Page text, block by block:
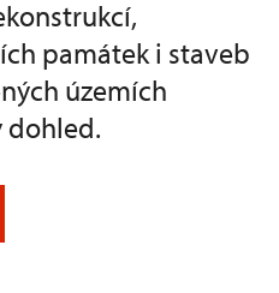
památek i staveb
územích
dohled.